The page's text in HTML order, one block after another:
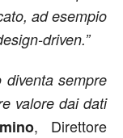
ad esempio
driven.”
diventa sempre
valore dai dati
, Direttore